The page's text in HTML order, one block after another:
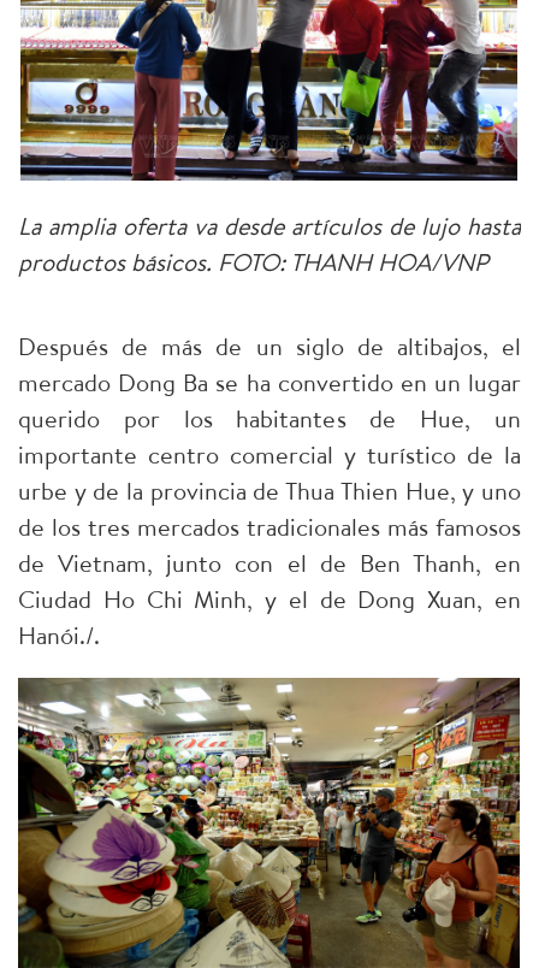
La amplia oferta va desde artículos de lujo hasta
productos básicos. FOTO: THANH HOA/VNP
Después de más de un siglo de altibajos, el
mercado Dong Ba se ha convertido en un lugar
querido por los habitantes de Hue, un
importante centro comercial y turístico de la
urbe y de la provincia de Thua Thien Hue, y uno
de los tres mercados tradicionales más famosos
de Vietnam, junto con el de Ben Thanh, en
Ciudad Ho Chi Minh, y el de Dong Xuan, en
Hanói./.